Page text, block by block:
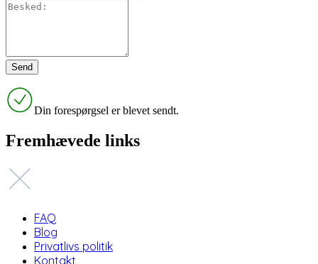
Din forespørgsel er blevet sendt.
Fremhævede links
FAQ
Blog
Privatlivs politik
Kontakt